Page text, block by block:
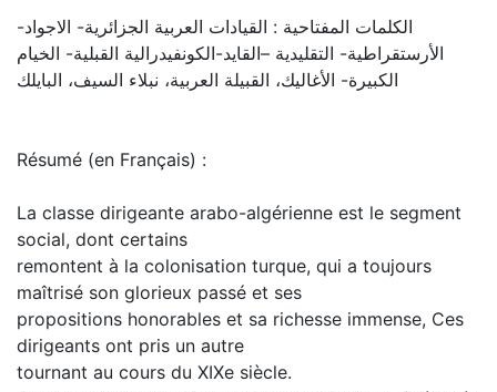
الكلمات المفتاحية : القيادات العربية الجزائرية- الاجواد-
الأرستقراطية- التقليدية –القايد-الكونفيدرالية القبلية- الخيام
الكبيرة- الأغاليك، القبيلة العربية، نبلاء السيف، البايلك
Résumé (en Français) :
La classe dirigeante arabo-algérienne est le segment
social, dont certains
remontent à la colonisation turque, qui a toujours
maîtrisé son glorieux passé et ses
propositions honorables et sa richesse immense, Ces
dirigeants ont pris un autre
tournant au cours du XIXe siècle.